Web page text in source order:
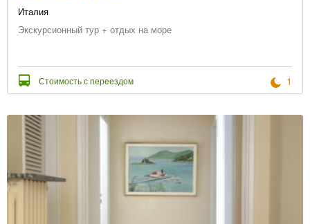
Италия
Экскурсионный тур + отдых на море
Стоимость с переездом 1